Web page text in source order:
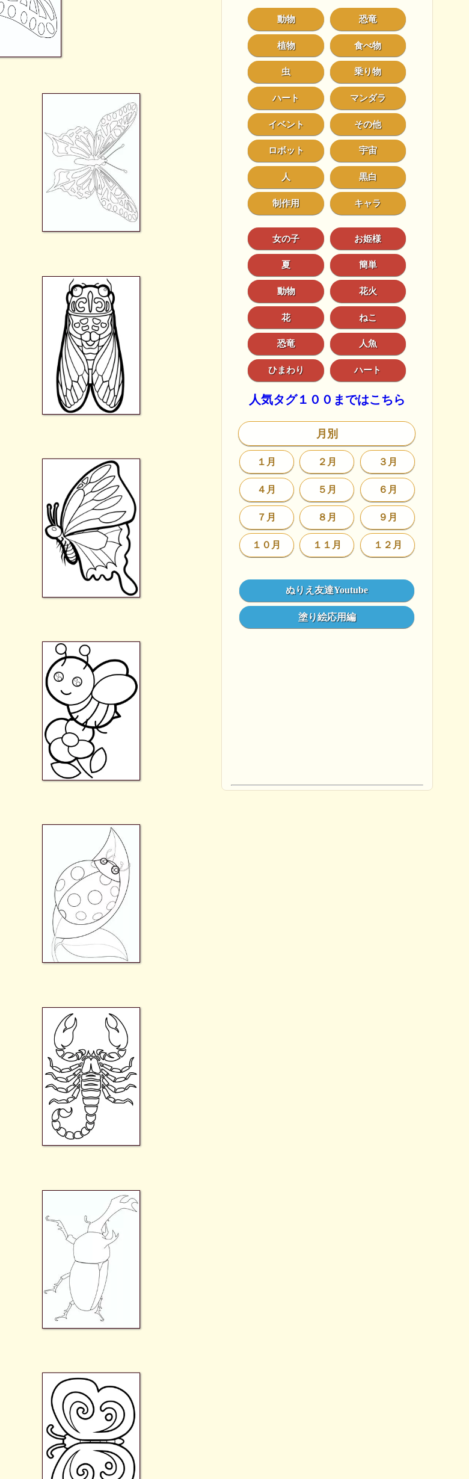
動物 恐竜
植物 食べ物
虫 乗り物
ハート マンダラ
イベント その他
ロボット 宇宙
人 黒白
制作用 キャラ
女の子 お姫様
夏 簡単
動物 花火
花 ねこ
恐竜 人魚
ひまわり ハート
人気タグ１００まではこちら
月別
１月 ２月 ３月
４月 ５月 ６月
７月 ８月 ９月
１０月 １１月 １２月
ぬりえ友達Youtube
塗り絵応用編